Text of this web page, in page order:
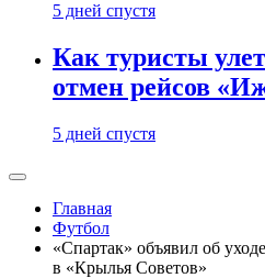
5 дней спустя
Как туристы
отмен рейсов
5 дней спустя
Главная
Футбол
«Спартак» объявил об
в «Крылья Советов»